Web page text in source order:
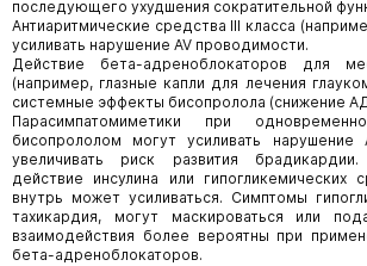
последующего ухудшения сократительной
Антиаритмические средства III класса
усиливать нарушение AV проводимости.
Действие бета-адреноблокаторов для
(например, глазные капли для лечения
системные эффекты бисопролола (снижение
Парасимпатомиметики при
бисопрололом могут усиливать нарушение
увеличивать риск развития брадикардии.
действие инсулина или гипогликемических
внутрь может усиливаться. Симптомы
тахикардия, могут маскироваться или
взаимодействия более вероятны при
бета-адреноблокаторов.